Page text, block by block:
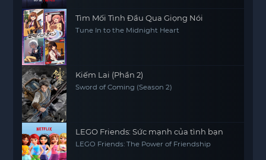
Tìm Mối Tình Đầu Qua Giọng Nói
Tune In to the Midnight Heart
Kiếm Lai (Phần 2)
Sword of Coming (Season 2)
LEGO Friends: Sức mạnh của tình bạn
LEGO Friends: The Power of Friendship